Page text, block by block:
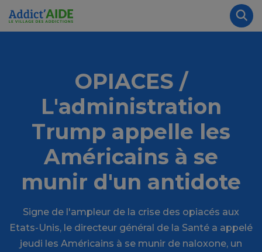
Aller au contenu principal
OPIACES /
L'administration
Trump appelle les
Américains à se
munir d'un antidote
Signe de l'ampleur de la crise des opiacés aux
Etats-Unis, le directeur général de la Santé a appelé
jeudi les Américains à se munir de naloxone, un
Panneau de gestion des cookies